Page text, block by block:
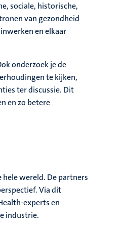
sociale, historische,
van gezondheid
en elkaar
onderzoek je de
te kijken,
ter discussie. Dit
en zo betere
wereld. De partners
Via dit
experts en
industrie.